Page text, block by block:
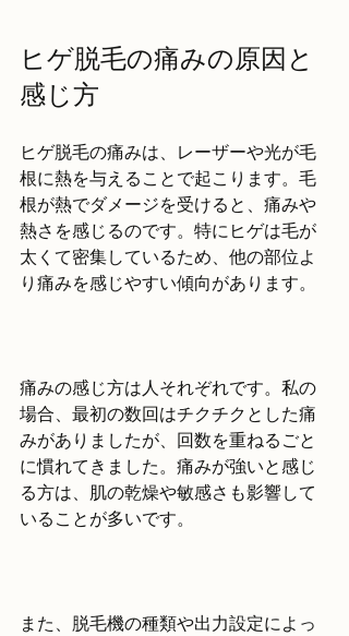
ヒゲ脱毛の痛みの原因と
感じ方
ヒゲ脱毛の痛みは、レーザーや光が毛
根に熱を与えることで起こります。毛
根が熱でダメージを受けると、痛みや
熱さを感じるのです。特にヒゲは毛が
太くて密集しているため、他の部位よ
り痛みを感じやすい傾向があります。
痛みの感じ方は人それぞれです。私の
場合、最初の数回はチクチクとした痛
みがありましたが、回数を重ねるごと
に慣れてきました。痛みが強いと感じ
る方は、肌の乾燥や敏感さも影響して
いることが多いです。
また、脱毛機の種類や出力設定によっ